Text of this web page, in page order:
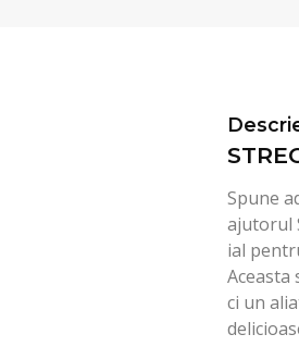
Spune
ajutorul
ial
Aceasta
ci un